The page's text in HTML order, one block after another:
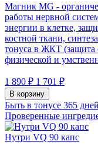
Магник MG -
работы нервной
энергии в клетке,
костной ткани,
тонуса в ЖКТ (защита
физической и
1 890 ₽ 1 701 ₽
В корзину
Быть в тонусе 365 дней
Проверенные
Нутри VQ 90 капс